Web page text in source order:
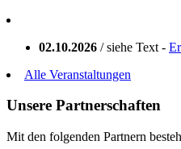
02.10.2026 / siehe Text -
Alle Veranstaltungen
Unsere Partnerschaften
Mit den folgenden Partnern